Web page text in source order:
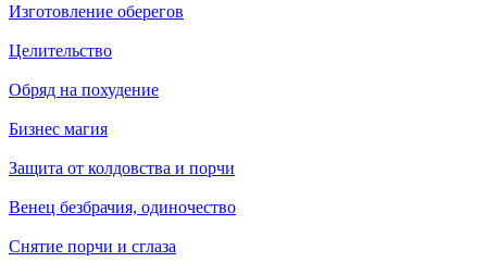
Изготовление оберегов
Целительство
Обряд на похудение
Бизнес магия
Защита от колдовства и порчи
Венец безбрачия, одиночество
Снятие порчи и сглаза